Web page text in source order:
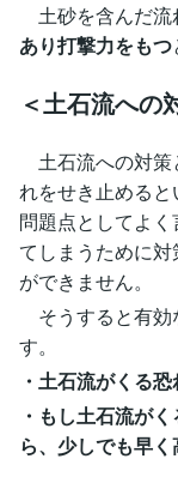
土砂を含んだ流
あり打撃力をもつ
＜土石流への
土石流への対策
れをせき止めると
問題点としてよ
てしまうために
ができません。
そうすると有効
す。
・土石流がくる
・もし土石流が
ら、少しでも早